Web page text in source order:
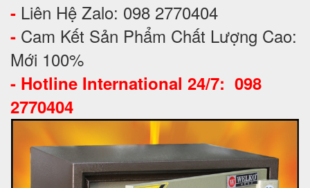
- Liên Hệ Zalo: 098 2770404
- Cam Kết Sản Phẩm Chất Lượng Cao:
Mới 100%
- Hotline International 24/7: 098
2770404